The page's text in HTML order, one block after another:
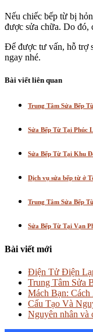
Nếu chiếc bếp từ bị
được sửa chữa. Do đó,
Để được tư vấn, hỗ trợ
ngay nhé.
Bài viết liên quan
Trung Tâm Sửa Bếp
Sửa Bếp Từ Tại Phúc
Sửa Bếp Từ Tại Khu
Dịch vụ sửa bếp từ ở
Trung Tâm Sửa Bếp
Sửa Bếp Từ Tại Vạn
Bài viết mới
Điện Tử Điện
Trung Tâm Sửa
Mách Bạn:
Cấu Tạo Và
Nguyên nhân và